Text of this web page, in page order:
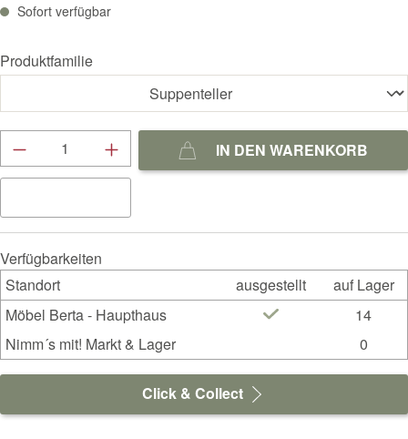
Sofort verfügbar
Produktfamilie
Produkt Anzahl: Gib den gewünschten Wert
IN DEN WARENKORB
Verfügbarkeiten
Standort
ausgestellt
auf Lager
Möbel Berta - Haupthaus
14
Nimm´s mit! Markt & Lager
0
Click & Collect